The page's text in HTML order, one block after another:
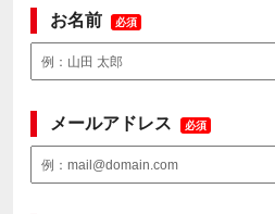
お名前 必須
メールアドレス 必須